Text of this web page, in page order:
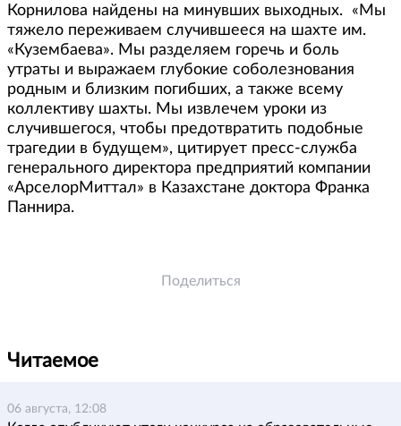
Корнилова найдены на минувших выходных. «Мы
тяжело переживаем случившееся на шахте им.
«Кузембаева». Мы разделяем горечь и боль
утраты и выражаем глубокие соболезнования
родным и близким погибших, а также всему
коллективу шахты. Мы извлечем уроки из
случившегося, чтобы предотвратить подобные
трагедии в будущем», цитирует пресс-служба
генерального директора предприятий компании
«АрселорМиттал» в Казахстане доктора Франка
Паннира.
Поделиться
Читаемое
06 августа, 12:08